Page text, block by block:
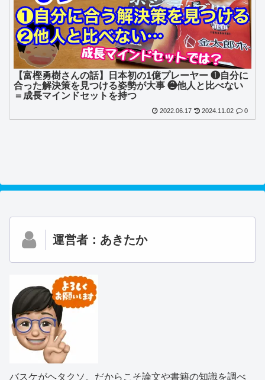
【富樫勇樹さんの話】日本初の1億プレーヤー ❶自分に
合った解決策を見つける姿勢が大事 ❷他人と比べない
＝成長マインドセットを持つ
2022.06.17 2024.11.02 0
運営者：あきたか
バスケがヘタクソ。だからこそ論文や書籍の知識を調べ